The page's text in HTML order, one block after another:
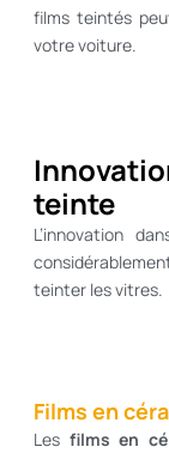
films teintés
votre voiture.
teinte
L’innovation
teinter les vitres.
Films en
Les films en